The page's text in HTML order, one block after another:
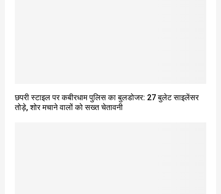
छपरी स्टाइल पर कबीरधाम पुलिस का बुलडोजर: 27 बुलेट साइलेंसर
तोड़े, शोर मचाने वालों को सख्त चेतावनी